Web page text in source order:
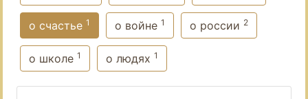
о счастье 1 о войне 1 о россии 2
о школе 1 о людях 1